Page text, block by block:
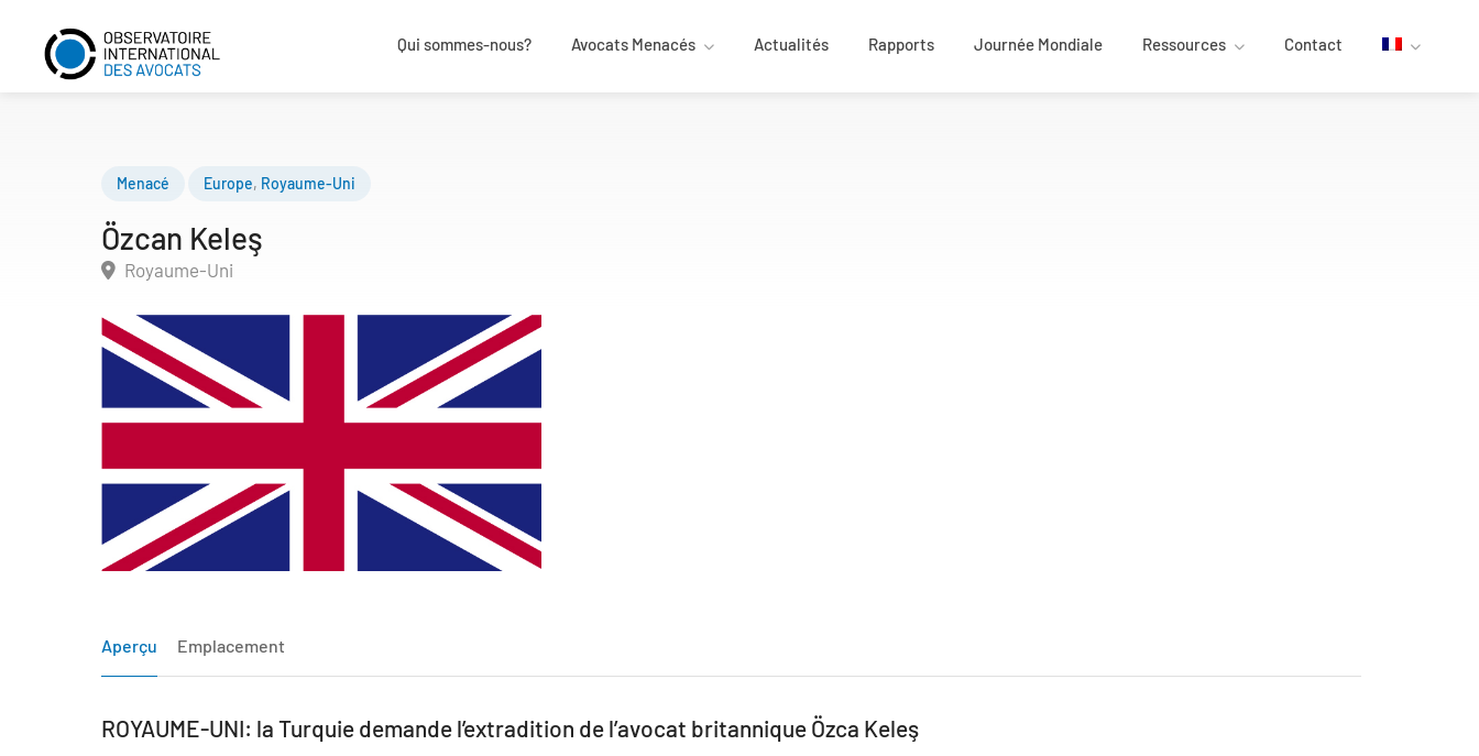
Qui sommes-nous? Avocats Menacés Actualités Rapports Journée Mondiale Ressources Contact
Menacé Europe, Royaume-Uni
Özcan Keleş
Royaume-Uni
Aperçu Emplacement
ROYAUME-UNI: la Turquie demande l’extradition de l’avocat britannique Özca Keleş